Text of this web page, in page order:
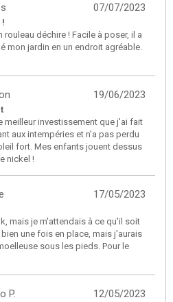
07/07/2023
déchire ! Facile à poser, il a
mon jardin en un endroit agréable.
19/06/2023
meilleur investissement que j'ai fait
aux intempéries et n'a pas perdu
fort. Mes enfants jouent dessus
nickel !
17/05/2023
mais je m'attendais à ce qu'il soit
une fois en place, mais j'aurais
sous les pieds. Pour le
12/05/2023
P.